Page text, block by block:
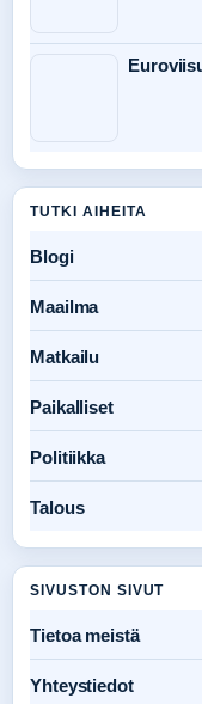
TUTKI AIHEITA
Blogi
Maailma
Matkailu
Paikalliset
Politiikka
Talous
SIVUSTON SIVUT
Tietoa meistä
Yhteystiedot